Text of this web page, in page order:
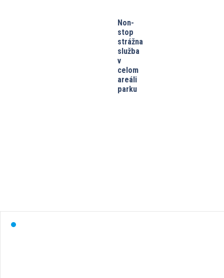
Non-
stop
strážna
služba
v
celom
areáli
parku